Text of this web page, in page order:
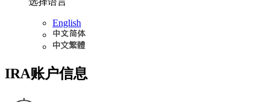
English
IRA账户信息